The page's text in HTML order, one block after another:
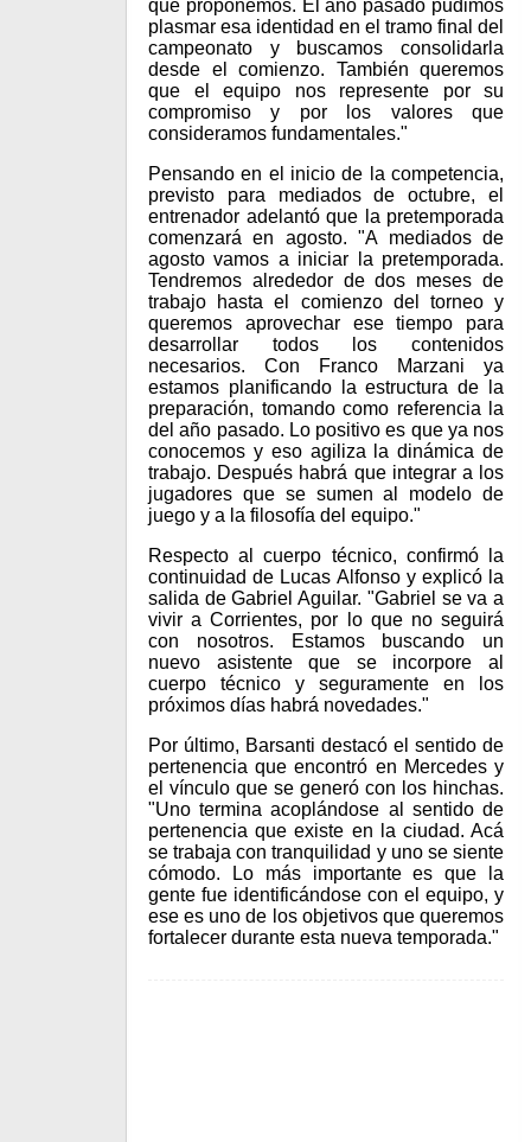
que proponemos. El año pasado pudimos
plasmar esa identidad en el tramo final del
campeonato y buscamos consolidarla
desde el comienzo. También queremos
que el equipo nos represente por su
compromiso y por los valores que
consideramos fundamentales."
Pensando en el inicio de la competencia,
previsto para mediados de octubre, el
entrenador adelantó que la pretemporada
comenzará en agosto. "A mediados de
agosto vamos a iniciar la pretemporada.
Tendremos alrededor de dos meses de
trabajo hasta el comienzo del torneo y
queremos aprovechar ese tiempo para
desarrollar todos los contenidos
necesarios. Con Franco Marzani ya
estamos planificando la estructura de la
preparación, tomando como referencia la
del año pasado. Lo positivo es que ya nos
conocemos y eso agiliza la dinámica de
trabajo. Después habrá que integrar a los
jugadores que se sumen al modelo de
juego y a la filosofía del equipo."
Respecto al cuerpo técnico, confirmó la
continuidad de Lucas Alfonso y explicó la
salida de Gabriel Aguilar. "Gabriel se va a
vivir a Corrientes, por lo que no seguirá
con nosotros. Estamos buscando un
nuevo asistente que se incorpore al
cuerpo técnico y seguramente en los
próximos días habrá novedades."
Por último, Barsanti destacó el sentido de
pertenencia que encontró en Mercedes y
el vínculo que se generó con los hinchas.
"Uno termina acoplándose al sentido de
pertenencia que existe en la ciudad. Acá
se trabaja con tranquilidad y uno se siente
cómodo. Lo más importante es que la
gente fue identificándose con el equipo, y
ese es uno de los objetivos que queremos
fortalecer durante esta nueva temporada."